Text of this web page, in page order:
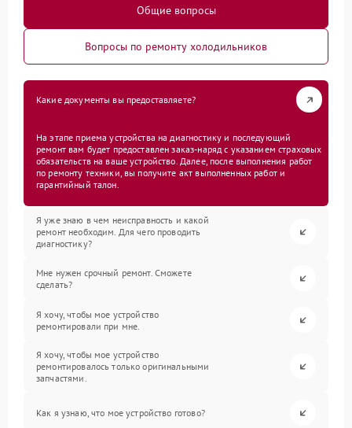
Общие вопросы
Вопросы по ремонту холодильников
Какие документы вы предоставляете?
На этапе приема устройства на диагностику и последующий
ремонт вам будет предоставлен заказ-наряд с указанием страховых
обязательств на ваше устройство. Далее, после выполнения работ
по ремонту техники, вы получите акт выполненных работ и
гарантийный талон.
Я уже знаю в чем неисправность и какой
ремонт необходим. Для чего проводить
диагностику?
Мне нужен срочный ремонт. Сможете
сделать?
Я хочу, чтобы мое устройство
ремонтировали при мне.
Я хочу, чтобы мое устройство
ремонтировалось только оригинальными
запчастями.
Как я узнаю, что мое устройство готово?